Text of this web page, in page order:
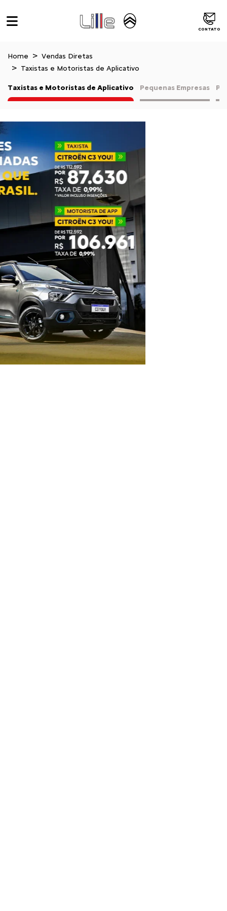
CONTATO
Home
Vendas Diretas
Taxistas e Motoristas de Aplicativo
Pequenas Empresas
Taxistas e Motoristas de Aplicativo